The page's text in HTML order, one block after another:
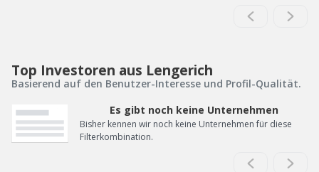
Top Investoren aus Lengerich
Basierend auf den Benutzer-Interesse und Profil-Qualität.
Es gibt noch keine Unternehmen
Bisher kennen wir noch keine Unternehmen für diese
Filterkombination.